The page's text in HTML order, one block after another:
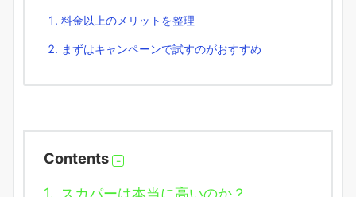
料金以上のメリットを整理
まずはキャンペーンで試すのがおすすめ
Contents
1. スカパーは本当に高いのか？